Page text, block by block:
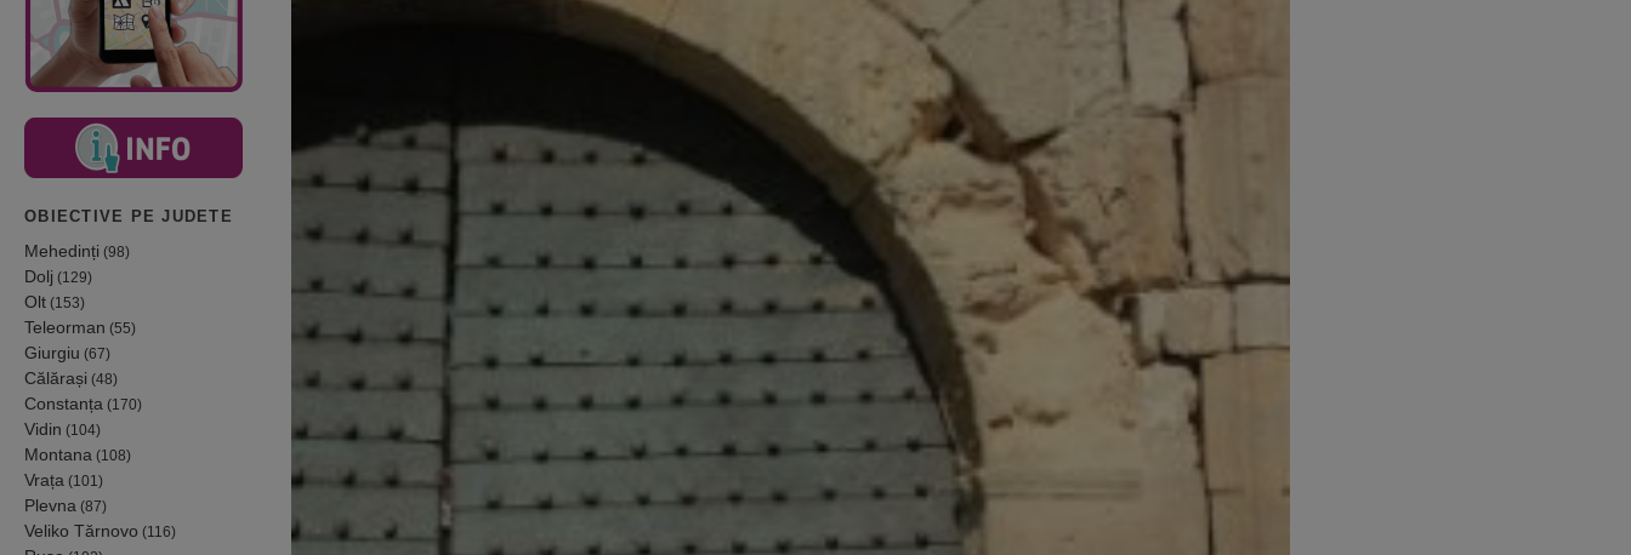
OBIECTIVE PE JUDETE
Mehedinți (98)
Dolj (129)
Olt (153)
Teleorman (55)
Giurgiu (67)
Călărași (48)
Constanța (170)
Vidin (104)
Montana (108)
Vrața (101)
Plevna (87)
Veliko Tărnovo (116)